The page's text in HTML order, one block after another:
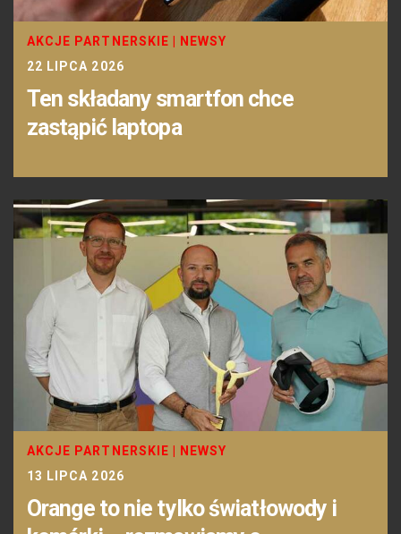
AKCJE PARTNERSKIE
NEWSY
22 LIPCA 2026
Ten składany smartfon chce
zastąpić laptopa
AKCJE PARTNERSKIE
NEWSY
13 LIPCA 2026
Orange to nie tylko światłowody i